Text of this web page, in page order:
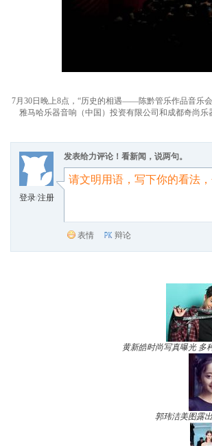
7月30日晚上8点，“历史的相遇——陈黔管乐作品音乐
雅马哈乐器音响（中国）投资有限公司和成都奇尚
登录/注册
发表给力评论！看新闻，说两句。
表情 辩论
黄新皓时尚写真曝光 多
郭玮洁美图露